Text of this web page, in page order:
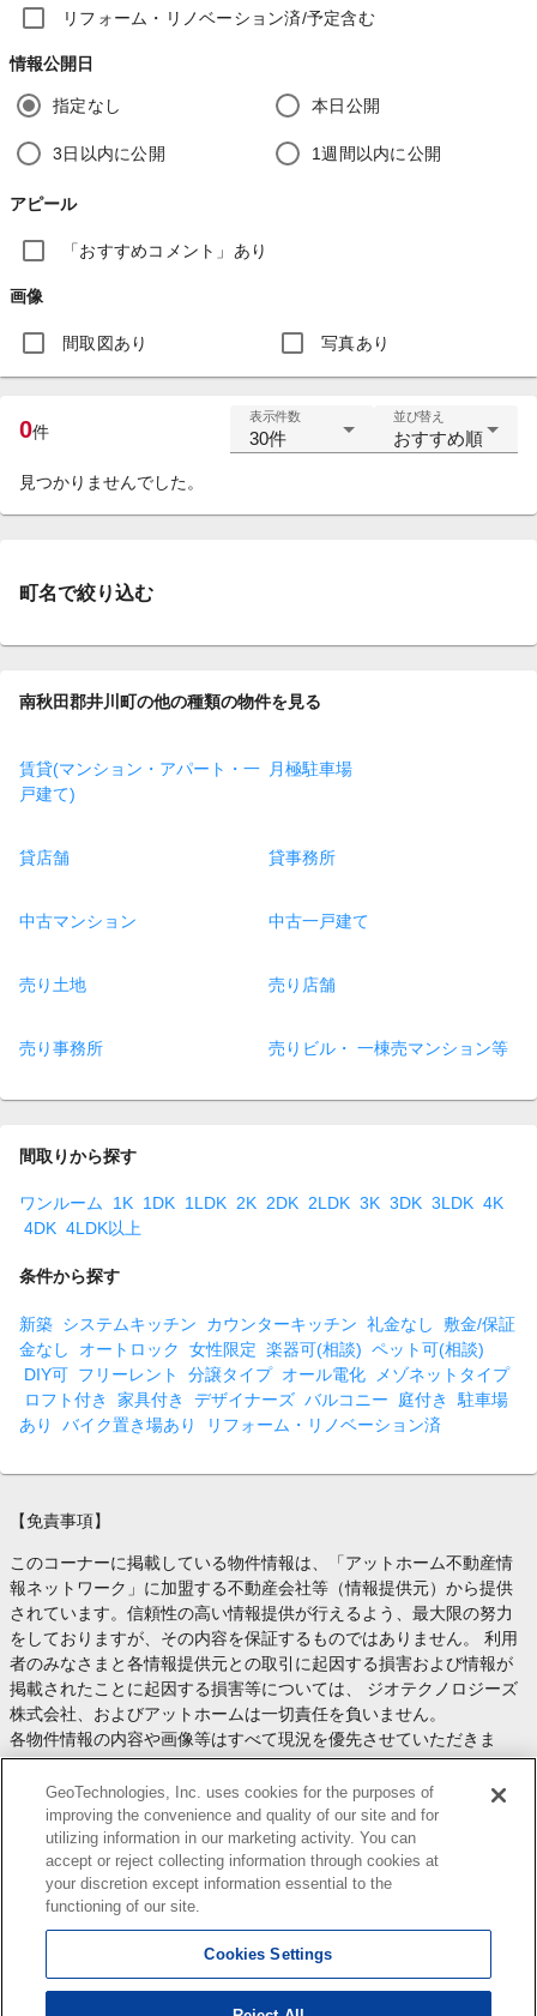
リフォーム・リノベーション済/予定含む
情報公開日
指定なし 本日公開
3日以内に公開 1週間以内に公開
アピール
「おすすめコメント」あり
画像
間取図あり 写真あり
0件
表示件数
30件
並び替え
おすすめ順
見つかりませんでした。
町名で絞り込む
南秋田郡井川町の他の種類の物件を見る
賃貸(マンション・アパート・一
戸建て)
月極駐車場
貸店舗 貸事務所
中古マンション 中古一戸建て
売り土地 売り店舗
売り事務所 売りビル・ 一棟売マンション等
間取りから探す
ワンルーム 1K 1DK 1LDK 2K 2DK 2LDK 3K 3DK 3LDK 4K
4DK 4LDK以上
条件から探す
新築 システムキッチン カウンターキッチン 礼金なし
敷金/保証
金なし
オートロック 女性限定 楽器可(相談) ペット可(相談)
DIY可 フリーレント 分譲タイプ オール電化
メゾネットタイプ
ロフト付き
家具付き デザイナーズ バルコニー 庭付き
駐車場
あり
バイク置き場あり リフォーム・リノベーション済
【免責事項】
このコーナーに掲載している物件情報は、「アットホーム不動産情
報ネットワーク」に加盟する不動産会社等（情報提供元）から提供
されています。信頼性の高い情報提供が行えるよう、最大限の努力
をしておりますが、その内容を保証するものではありません。 利用
者のみなさまと各情報提供元との取引に起因する損害および情報が
掲載されたことに起因する損害等については、 ジオテクノロジーズ
株式会社、およびアットホームは一切責任を負いません。
各物件情報の内容や画像等はすべて現況を優先させていただきま
す。
お取引等（お取引の準備、資金調達等を含みます）の際には、内容
や契約条件等について、 各情報提供元より十分な説明を受け、ご自
身でご確認の上、判断してください。
このコーナーへの物件情報のご掲載、その他不動産業務ソリューシ
ョン等についての不動産会社様のお問合せはこちら
します。
GeoTechnologies, Inc. uses cookies for the purposes of
improving the convenience and quality of our site and for
utilizing information in our marketing activity. You can
accept or reject collecting information through cookies at
your discretion except information essential to the
functioning of our site.
Cookies Settings